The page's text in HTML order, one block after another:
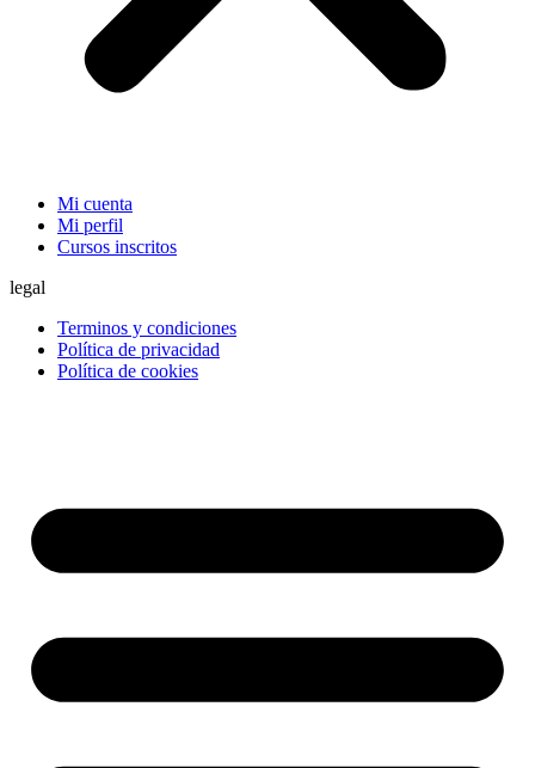
Mi cuenta
Mi perfil
Cursos inscritos
legal
Terminos y condiciones
Política de privacidad
Política de cookies